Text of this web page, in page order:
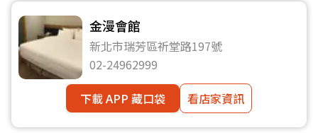
金漫會館
新北市瑞芳區祈堂路197號
02-24962999
下載 APP 藏口袋
看店家資訊